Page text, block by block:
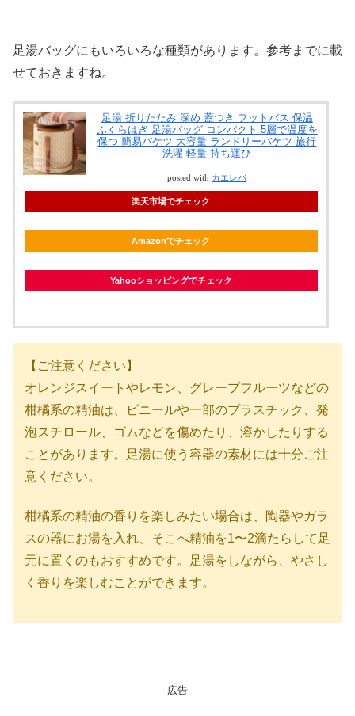
足湯バッグにもいろいろな種類があります。参考までに載
せておきますね。
足湯 折りたたみ 深め 蓋つき フットバス 保温
ふくらはぎ 足湯バッグ コンパクト 5層で温度を
保つ 簡易バケツ 大容量 ランドリーバケツ 旅行
洗濯 軽量 持ち運び
posted with カエレバ
楽天市場でチェック
Amazonでチェック
Yahooショッピングでチェック
【ご注意ください】
オレンジスイートやレモン、グレープフルーツなどの
柑橘系の精油は、ビニールや一部のプラスチック、発
泡スチロール、ゴムなどを傷めたり、溶かしたりする
ことがあります。足湯に使う容器の素材には十分ご注
意ください。
柑橘系の精油の香りを楽しみたい場合は、陶器やガラ
スの器にお湯を入れ、そこへ精油を1〜2滴たらして足
元に置くのもおすすめです。足湯をしながら、やさし
く香りを楽しむことができます。
広告